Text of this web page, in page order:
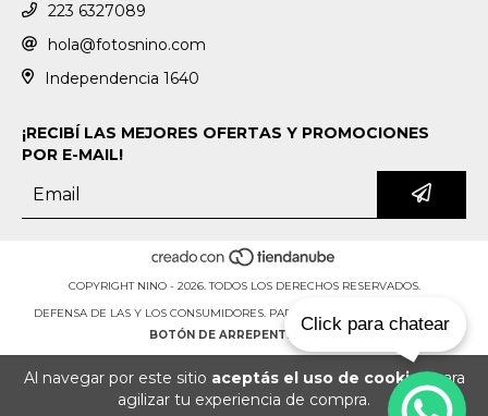
Al navegar por este sitio aceptás el uso de cookiespara
agilizar tu experiencia de compra.
223 6327089
hola@fotosnino.com
Independencia 1640
¡RECIBÍ LAS MEJORES OFERTAS Y PROMOCIONES
POR E-MAIL!
COPYRIGHT NINO - 2026. TODOS LOS DERECHOS RESERVADOS.
DEFENSA DE LAS Y LOS CONSUMIDORES. PARA RECLAMOS
BOTÓN DE ARREPENTIMIENTO
Click para chatear